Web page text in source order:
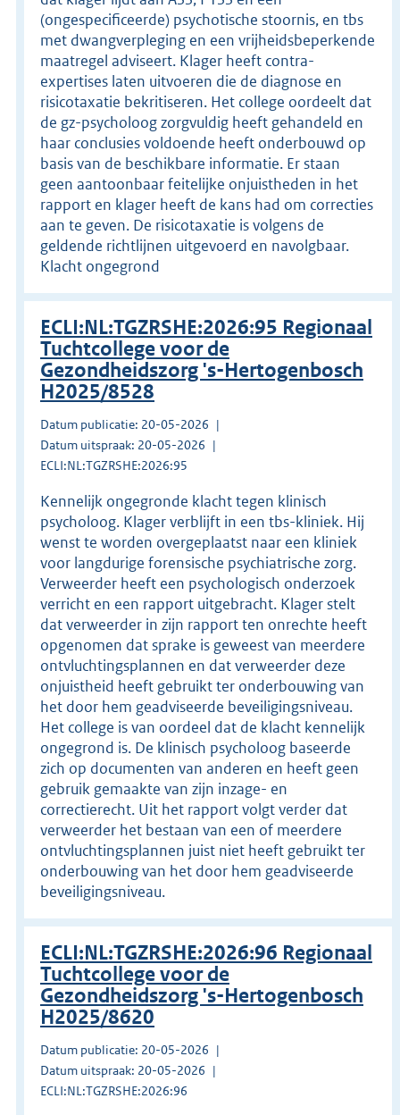
(ongespecificeerde) psychotische stoornis, en tbs
met dwangverpleging en een vrijheidsbeperkende
maatregel adviseert. Klager heeft contra-
expertises laten uitvoeren die de diagnose en
risicotaxatie bekritiseren. Het college oordeelt dat
de gz-psycholoog zorgvuldig heeft gehandeld en
haar conclusies voldoende heeft onderbouwd op
basis van de beschikbare informatie. Er staan
geen aantoonbaar feitelijke onjuistheden in het
rapport en klager heeft de kans had om correcties
aan te geven. De risicotaxatie is volgens de
geldende richtlijnen uitgevoerd en navolgbaar.
Klacht ongegrond
ECLI:NL:TGZRSHE:2026:95 Regionaal
Tuchtcollege voor de
Gezondheidszorg 's-Hertogenbosch
H2025/8528
Datum publicatie: 20-05-2026
Datum uitspraak: 20-05-2026
ECLI:NL:TGZRSHE:2026:95
Kennelijk ongegronde klacht tegen klinisch
psycholoog. Klager verblijft in een tbs-kliniek. Hij
wenst te worden overgeplaatst naar een kliniek
voor langdurige forensische psychiatrische zorg.
Verweerder heeft een psychologisch onderzoek
verricht en een rapport uitgebracht. Klager stelt
dat verweerder in zijn rapport ten onrechte heeft
opgenomen dat sprake is geweest van meerdere
ontvluchtingsplannen en dat verweerder deze
onjuistheid heeft gebruikt ter onderbouwing van
het door hem geadviseerde beveiligingsniveau.
Het college is van oordeel dat de klacht kennelijk
ongegrond is. De klinisch psycholoog baseerde
zich op documenten van anderen en heeft geen
gebruik gemaakte van zijn inzage- en
correctierecht. Uit het rapport volgt verder dat
verweerder het bestaan van een of meerdere
ontvluchtingsplannen juist niet heeft gebruikt ter
onderbouwing van het door hem geadviseerde
beveiligingsniveau.
ECLI:NL:TGZRSHE:2026:96 Regionaal
Tuchtcollege voor de
Gezondheidszorg 's-Hertogenbosch
H2025/8620
Datum publicatie: 20-05-2026
Datum uitspraak: 20-05-2026
ECLI:NL:TGZRSHE:2026:96